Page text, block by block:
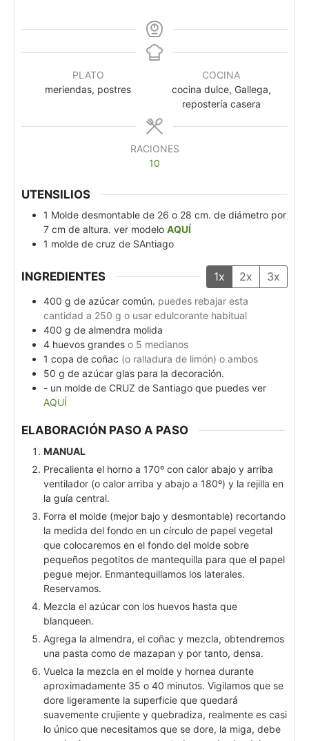
PLATO
meriendas, postres
COCINA
cocina dulce, Gallega,
repostería casera
RACIONES
10
UTENSILIOS
1 Molde desmontable de 26 o 28 cm. de diámetro por
7 cm de altura. ver modelo AQUÍ
1 molde de cruz de SAntiago
INGREDIENTES 1x 2x 3x
400 g de azúcar común. puedes rebajar esta
cantidad a 250 g o usar edulcorante habitual
400 g de almendra molida
4 huevos grandes o 5 medianos
1 copa de coñac (o ralladura de limón) o ambos
50 g de azúcar glas para la decoración.
- un molde de CRUZ de Santiago que puedes ver
AQUÍ
ELABORACIÓN PASO A PASO
MANUAL
Precalienta el horno a 170º con calor abajo y arriba
ventilador (o calor arriba y abajo a 180º) y la rejilla en
la guía central.
Forra el molde (mejor bajo y desmontable) recortando
la medida del fondo en un círculo de papel vegetal
que colocaremos en el fondo del molde sobre
pequeños pegotitos de mantequilla para que el papel
pegue mejor. Enmantequillamos los laterales.
Reservamos.
Mezcla el azúcar con los huevos hasta que
blanqueen.
Agrega la almendra, el coñac y mezcla, obtendremos
una pasta como de mazapan y por tanto, densa.
Vuelca la mezcla en el molde y hornea durante
aproximadamente 35 o 40 minutos. Vigilamos que se
dore ligeramente la superficie que quedará
suavemente crujiente y quebradiza, realmente es casi
lo único que necesitamos que se dore, la miga, debe